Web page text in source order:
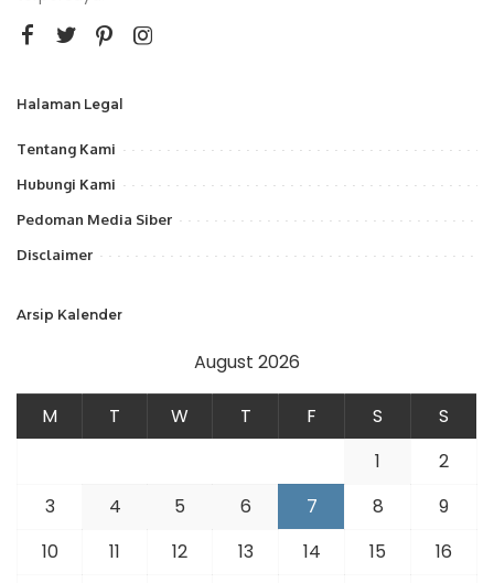
Halaman Legal
Tentang Kami
Hubungi Kami
Pedoman Media Siber
Disclaimer
Arsip Kalender
August 2026
M T W T F S
S
1
2
3
4 5 6 7 8
9
10
11 12 13 14 15
16